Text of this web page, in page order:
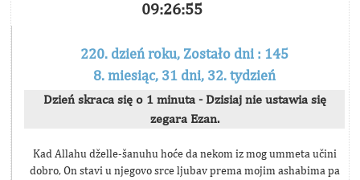
09:26:55
220. dzień roku, Zostało dni : 145
8. miesiąc, 31 dni, 32. tydzień
Dzień skraca się o 1 minuta - Dzisiaj nie ustawia się
zegara Ezan.
Kad Allahu dželle-šanuhu hoće da nekom iz mog ummeta učini
dobro, On stavi u njegovo srce ljubav prema mojim ashabima pa